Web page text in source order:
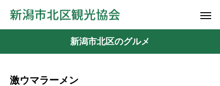
新潟市北区のグルメ
激ウマラーメン